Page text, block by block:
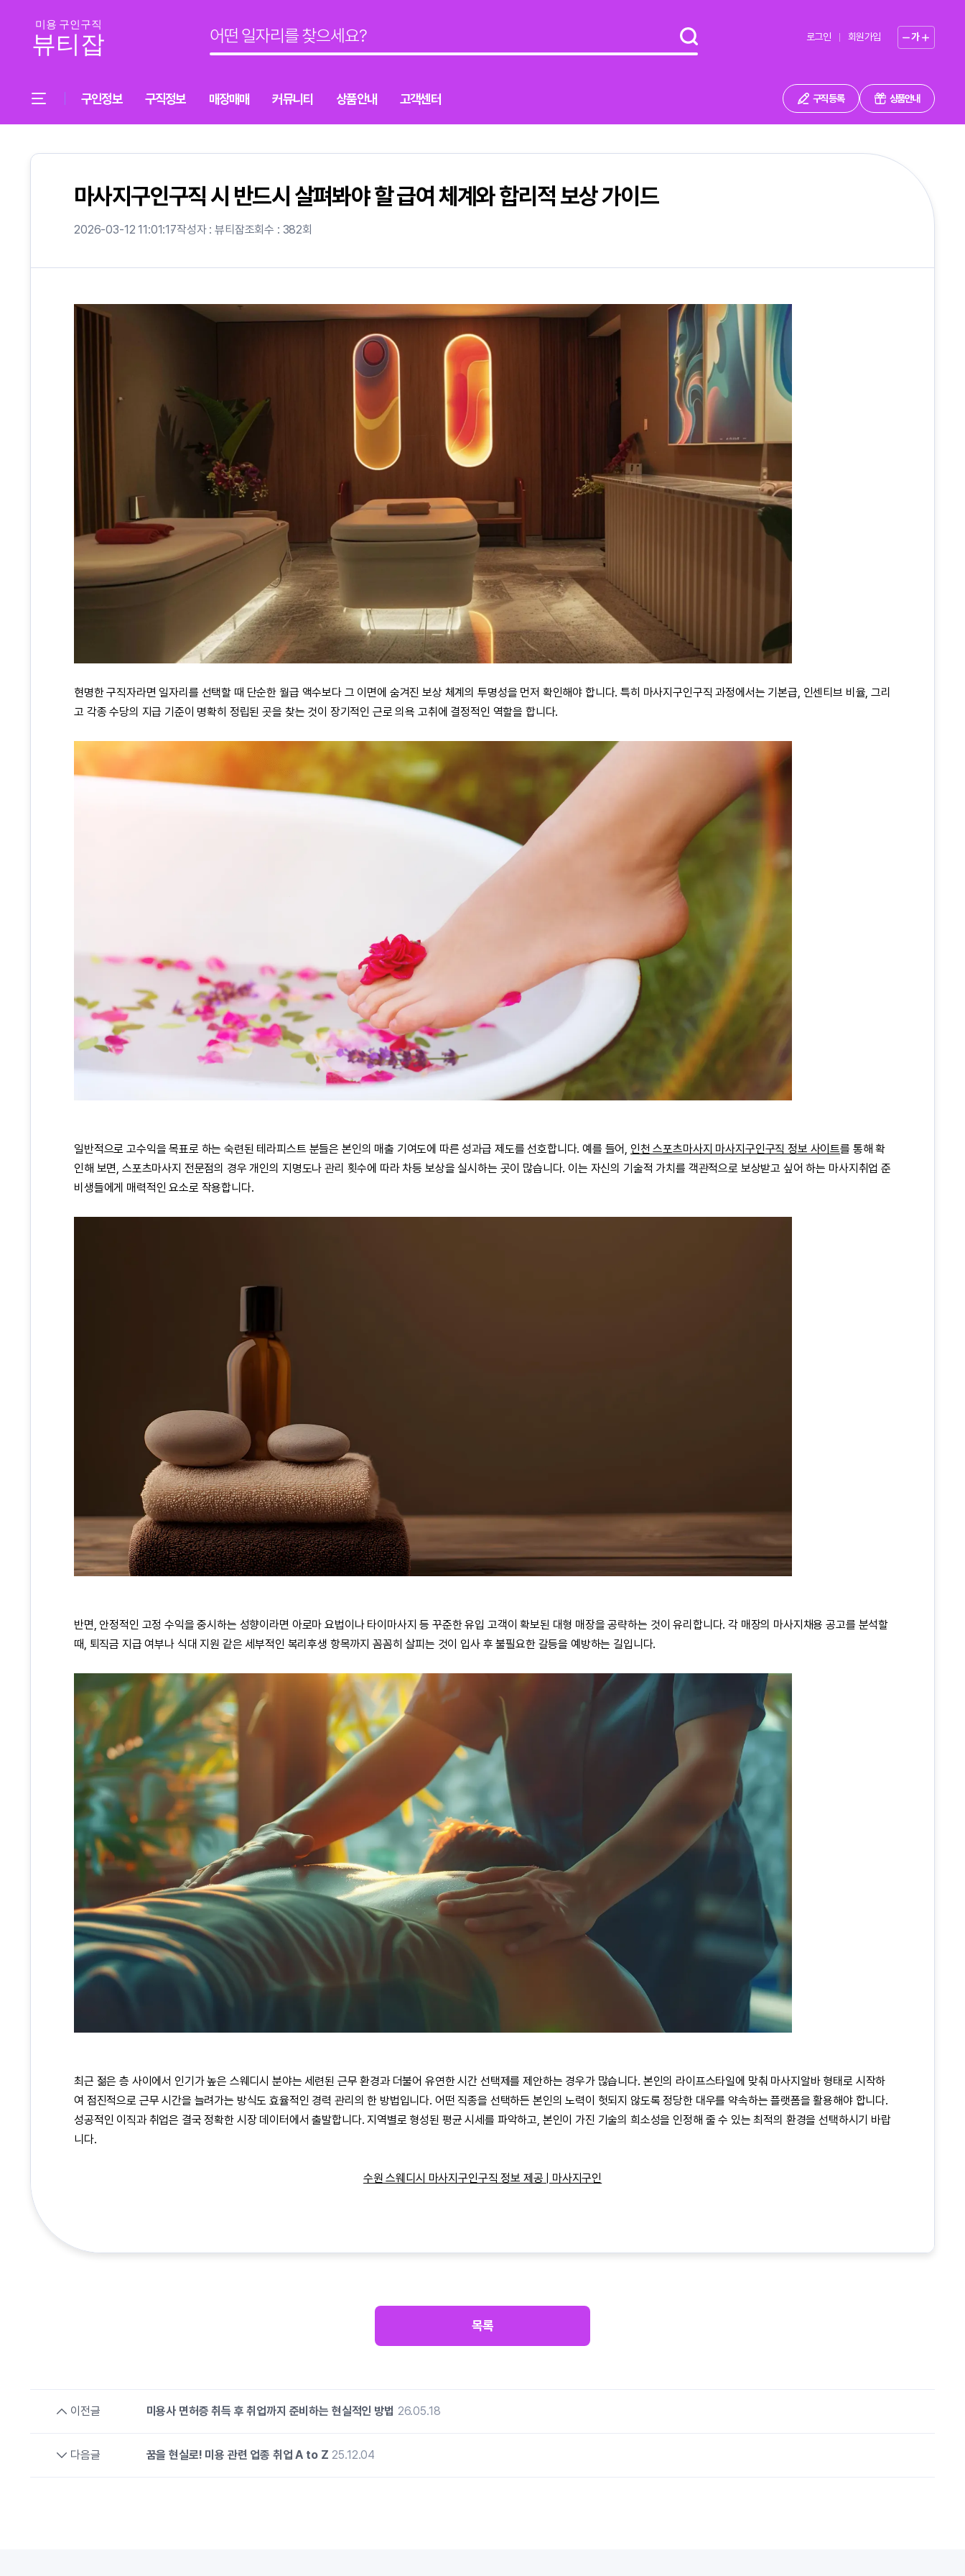
로그인 회원가입 가
구인정보 구직정보 매장매매 커뮤니티 상품안내 고객센터 구직 등록 상품안내
마사지구인구직 시 반드시 살펴봐야 할 급여 체계와 합리적 보상 가이드
2026-03-12 11:01:17작성자 : 뷰티잡조회수 : 382회
현명한 구직자라면 일자리를 선택할 때 단순한 월급 액수보다 그 이면에 숨겨진 보상 체계의 투명성을 먼저 확인해야 합니다. 특히 마사지구인구직 과정에서는 기본급, 인센티브 비율, 그리
고 각종 수당의 지급 기준이 명확히 정립된 곳을 찾는 것이 장기적인 근로 의욕 고취에 결정적인 역할을 합니다.
일반적으로 고수익을 목표로 하는 숙련된 테라피스트 분들은 본인의 매출 기여도에 따른 성과급 제도를 선호합니다. 예를 들어, 인천 스포츠마사지 마사지구인구직 정보 사이트를 통해 확
인해 보면, 스포츠마사지 전문점의 경우 개인의 지명도나 관리 횟수에 따라 차등 보상을 실시하는 곳이 많습니다. 이는 자신의 기술적 가치를 객관적으로 보상받고 싶어 하는 마사지취업 준
비생들에게 매력적인 요소로 작용합니다.
반면, 안정적인 고정 수익을 중시하는 성향이라면 아로마 요법이나 타이마사지 등 꾸준한 유입 고객이 확보된 대형 매장을 공략하는 것이 유리합니다. 각 매장의 마사지채용 공고를 분석할
때, 퇴직금 지급 여부나 식대 지원 같은 세부적인 복리후생 항목까지 꼼꼼히 살피는 것이 입사 후 불필요한 갈등을 예방하는 길입니다.
최근 젊은 층 사이에서 인기가 높은 스웨디시 분야는 세련된 근무 환경과 더불어 유연한 시간 선택제를 제안하는 경우가 많습니다. 본인의 라이프스타일에 맞춰 마사지알바형태로 시작하
여 점진적으로 근무 시간을 늘려가는 방식도 효율적인 경력 관리의 한 방법입니다. 어떤 직종을 선택하든 본인의 노력이 헛되지 않도록 정당한 대우를 약속하는 플랫폼을 활용해야 합니다.
성공적인 이직과 취업은 결국 정확한 시장 데이터에서 출발합니다. 지역별로 형성된 평균 시세를 파악하고, 본인이 가진 기술의 희소성을 인정해 줄 수 있는 최적의 환경을 선택하시기 바랍
니다.
수원 스웨디시 마사지구인구직 정보 제공 | 마사지구인
목록
이전글 미용사 면허증 취득 후 취업까지 준비하는 현실적인 방법 26.05.18
다음글 꿈을 현실로! 미용 관련 업종 취업 A to Z 25.12.04